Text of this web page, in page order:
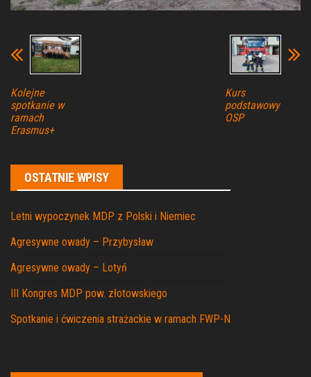
Kolejne
spotkanie w
ramach
Erasmus+
Kurs
podstawowy
OSP
OSTATNIE WPISY
Letni wypoczynek MDP z Polski i Niemiec
Agresywne owady – Przybysław
Agresywne owady – Lotyń
III Kongres MDP pow. złotowskiego
Spotkanie i ćwiczenia strażackie w ramach FWP-N